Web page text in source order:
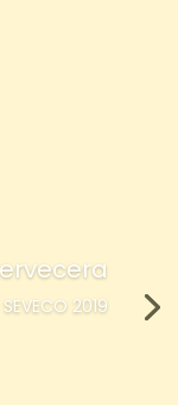
SEVECO 2019